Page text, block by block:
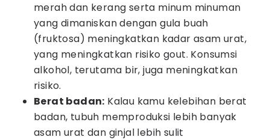
merah dan kerang serta minum minuman
yang dimaniskan dengan gula buah
(fruktosa) meningkatkan kadar asam urat,
yang meningkatkan risiko gout. Konsumsi
alkohol, terutama bir, juga meningkatkan
risiko.
Berat badan: Kalau kamu kelebihan berat
badan, tubuh memproduksi lebih banyak
asam urat dan ginjal lebih sulit